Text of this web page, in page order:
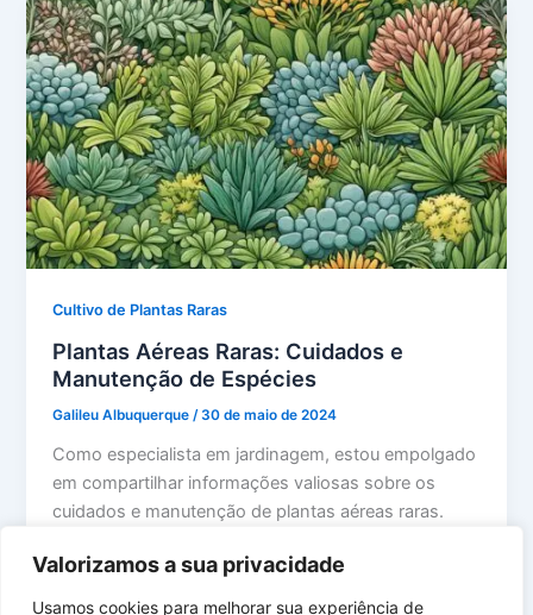
Valorizamos a sua privacidade
Usamos cookies para melhorar sua experiência de
Cultivo de Plantas Raras
Plantas Aéreas Raras: Cuidados e
Manutenção de Espécies
Galileu Albuquerque /30 de maio de 2024
Como especialista em jardinagem, estou empolgado
em compartilhar informações valiosas sobre os
cuidados e manutenção de plantas aéreas raras.